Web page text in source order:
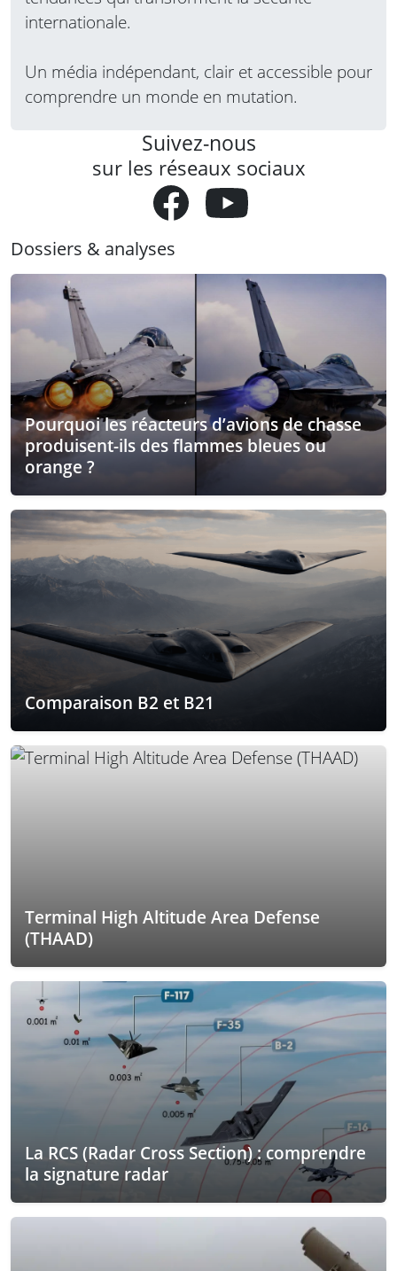
internationale.
Un média indépendant, clair et accessible pour
comprendre un monde en mutation.
Suivez-nous
sur les réseaux sociaux
Dossiers & analyses
Pourquoi les réacteurs d’avions de chasse
produisent-ils des flammes bleues ou
orange ?
Comparaison B2 et B21
Terminal High Altitude Area Defense
(THAAD)
La RCS (Radar Cross Section) : comprendre
la signature radar